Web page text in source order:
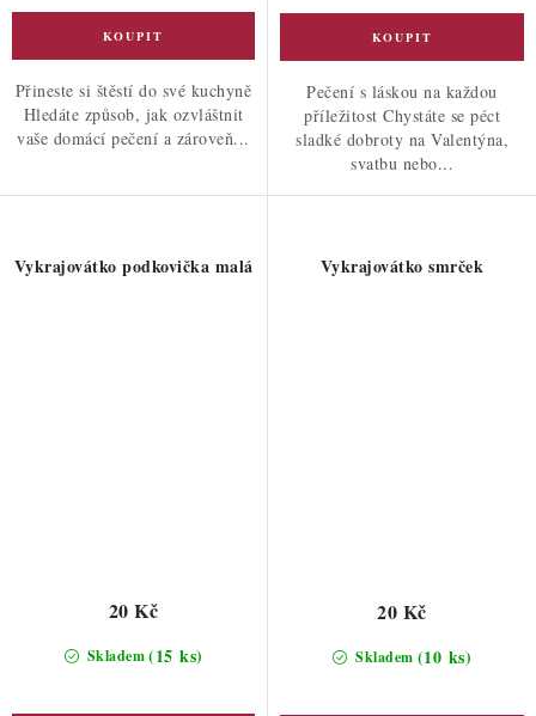
Přineste si štěstí do své kuchyně
Hledáte způsob, jak ozvláštnit
vaše domácí pečení a zároveň...
Pečení s láskou na každou
příležitost Chystáte se péct
sladké dobroty na Valentýna,
svatbu nebo...
Vykrajovátko podkovička malá
Skladem(15 ks)
20 Kč
Vykrajovátko smrček
Skladem (10 ks)
20 Kč